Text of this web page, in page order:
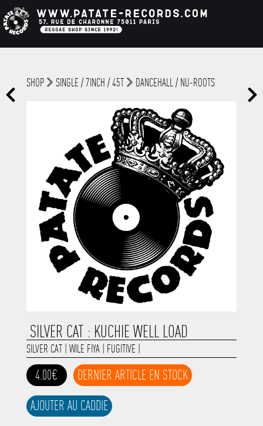
SHOP SINGLE / 7INCH / 45T DANCEHALL / NU-ROOTS
SILVER CAT : KUCHIE WELL LOAD
SILVER CAT| WILE FIYA| FUGITIVE
4.00€ DERNIER ARTICLE EN STOCK
AJOUTER AU CADDIE